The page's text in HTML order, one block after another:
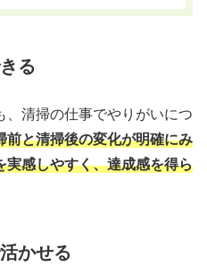
る
、清掃の仕事でやりがいにつ
前と清掃後の変化が明確にみ
実感しやすく、達成感を得ら
かせる